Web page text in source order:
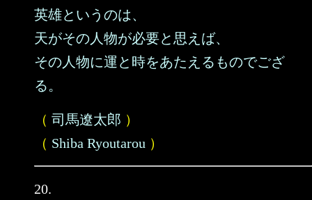
英雄というのは、
天がその人物が必要と思えば、
その人物に運と時をあたえるものでござ
る。
（ 司馬遼太郎 ）
（ Shiba Ryoutarou ）
20.